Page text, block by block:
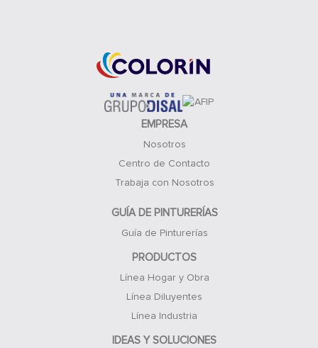
EMPRESA
Nosotros
Centro de Contacto
Trabaja con Nosotros
GUÍA DE PINTURERÍAS
Guía de Pinturerías
PRODUCTOS
Línea Hogar y Obra
Línea Diluyentes
Línea Industria
IDEAS Y SOLUCIONES